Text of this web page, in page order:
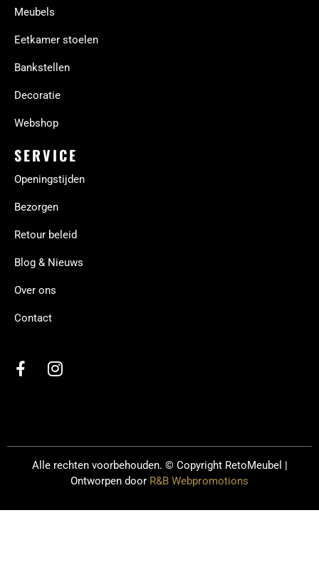
Meubels
Eetkamer stoelen
Bankstellen
Decoratie
Webshop
SERVICE
Openingstijden
Bezorgen
Retour beleid
Blog & Nieuws
Over ons
Contact
Alle rechten voorbehouden. © Copyright RetoMeubel |
Ontworpen door R&B Webpromotions